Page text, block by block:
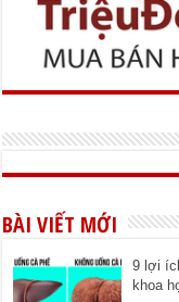
BÀI VIẾT MỚI
9 lợi
khoa